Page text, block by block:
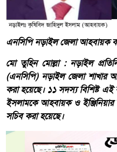
এনসিপি নড়াইল জেলা আহবায়ক
মো তুহিন মোল্লা : নড়াইল
(এনসিপি) নড়াইল জেলা শাখার
করা হয়েছে। ১১ সদস্য বিশিষ্ট এই
ইসলামকে আহবায়ক ও ইঞ্জিনিয়ার
সচিব করা হয়েছে।